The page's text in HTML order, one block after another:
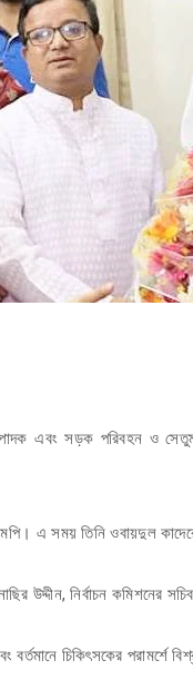
এবং সড়ক পরিবহন ও
এ সময় তিনি ওবায়দুল
উদ্দীন, নির্বাচন কমিশনের
চিকিৎসকের পরামর্শে